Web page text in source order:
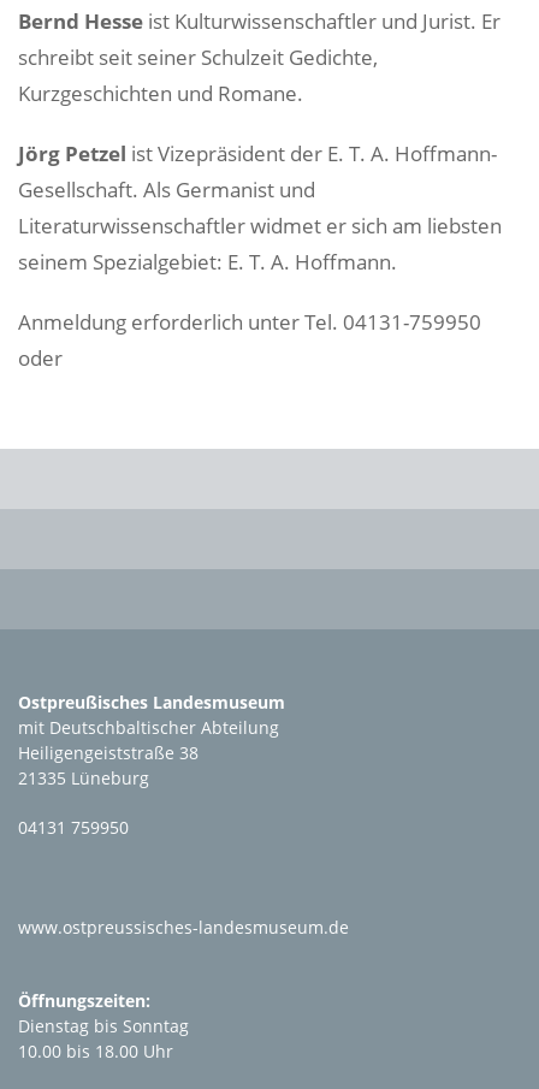
Bernd Hesse ist Kulturwissenschaftler und Jurist. Er
schreibt seit seiner Schulzeit Gedichte,
Kurzgeschichten und Romane.
Jörg Petzel ist Vizepräsident der E. T. A. Hoffmann-
Gesellschaft. Als Germanist und
Literaturwissenschaftler widmet er sich am liebsten
seinem Spezialgebiet: E. T. A. Hoffmann.
Anmeldung erforderlich unter Tel. 04131-759950
oder
Ostpreußisches Landesmuseum
mit Deutschbaltischer Abteilung
Heiligengeiststraße 38
21335 Lüneburg
04131 759950
www.ostpreussisches-landesmuseum.de
Öffnungszeiten:
Dienstag bis Sonntag
10.00 bis 18.00 Uhr